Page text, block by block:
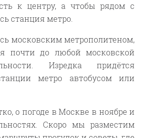
к центру, а чтобы рядом с
станция метро.
московским метрополитеном,
почти до любой московской
Изредка придётся
метро автобусом или
о погоде в Москве в ноябре и
Скоро мы разместим